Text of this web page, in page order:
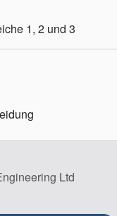
1, 2 und 3
Ltd